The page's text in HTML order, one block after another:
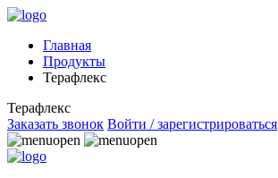
Главная
Продукты
Терафлекс
Терафлекс
Заказать звонок Войти / зарегистрироваться